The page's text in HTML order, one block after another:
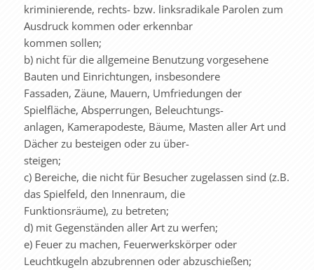
kriminierende, rechts- bzw. linksradikale Parolen zum
Ausdruck kommen oder erkennbar
kommen sollen;
b) nicht für die allgemeine Benutzung vorgesehene
Bauten und Einrichtungen, insbesondere
Fassaden, Zäune, Mauern, Umfriedungen der
Spielfläche, Absperrungen, Beleuchtungs-
anlagen, Kamerapodeste, Bäume, Masten aller Art und
Dächer zu besteigen oder zu über-
steigen;
c) Bereiche, die nicht für Besucher zugelassen sind (z.B.
das Spielfeld, den Innenraum, die
Funktionsräume), zu betreten;
d) mit Gegenständen aller Art zu werfen;
e) Feuer zu machen, Feuerwerkskörper oder
Leuchtkugeln abzubrennen oder abzuschießen;